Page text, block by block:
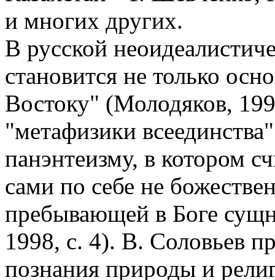
и многих других.
В русской
становится не только
Востоку" (Молодяков,
"метафизики
панэнтеизму, в котором
сами по себе не
пребывающей в Боге
1998, с. 4). В. Соловьев
познания природы и